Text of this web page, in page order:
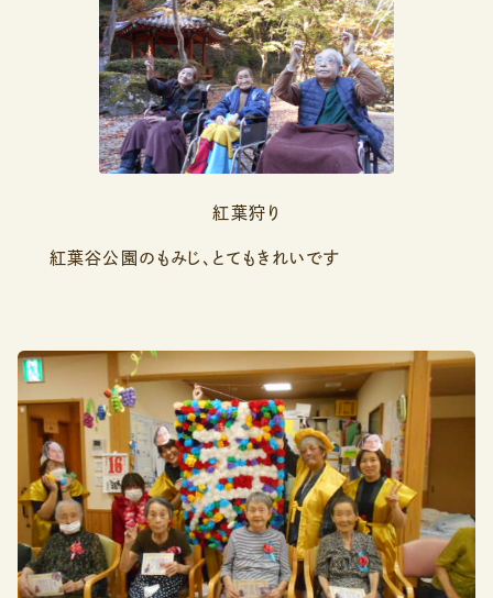
紅葉狩り
紅葉谷公園のもみじ、とてもきれいです